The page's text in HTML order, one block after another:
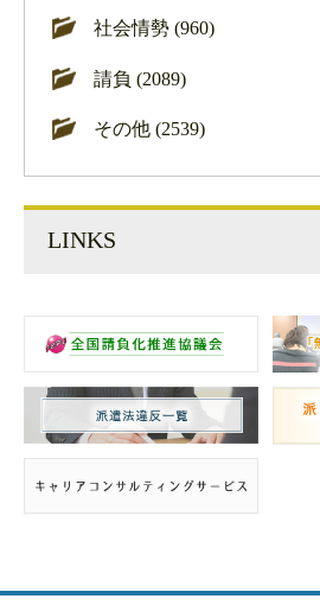
社会情勢 (960)
請負 (2089)
その他 (2539)
LINKS